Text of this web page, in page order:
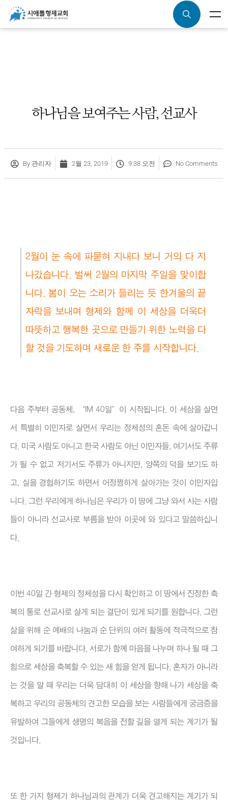
하나님을 보여주는 사람, 선교사
By관리자 2월 23, 2019 9:38 오전 No Comments
2월이 눈 속에 파묻혀 지내다 보니 거의 다 지
나갔습니다. 벌써 2월의 마지막 주일을 맞이합
니다. 봄이 오는 소리가 들리는 듯 한겨울의 끝
자락을 보내며 형제와 함께 이 세상을 더욱더
따뜻하고 행복한 곳으로 만들기 위한 노력을 다
할 것을 기도하며 새로운 한 주를 시작합니다.
다음 주부터 공동체, “IM 40일”이 시작됩니다. 이 세상을 살면
서 특별히 이민자로 살면서 우리는 정체성의 혼돈 속에 살아갑니
다. 미국 사람도 아니고 한국 사람도 아닌 이민자들, 여기서도 주류
가 될 수 없고 저기서도 주류가 아니지만, 양쪽의 덕을 보기도 하
고, 실을 경험하기도 하면서 어정쩡하게 살아가는 것이 이민자입
니다. 그런 우리에게 하나님은 우리가 이 땅에 그냥 와서 사는 사람
들이 아니라 선교사로 부름을 받아 이곳에 와 있다고 말씀하십니
다.
이번 40일 간 형제의 정체성을 다시 확인하고 이 땅에서 진정한 축
복의 통로 선교사로 살게 되는 결단이 있게 되기를 원합니다. 그런
삶을 위해 순 예배의 나눔과 순 단위의 여러 활동에 적극적으로 참
여하게 되기를 바랍니다. 서로가 함께 마음을 나누며 하나 될 때 그
힘으로 세상을 축복할 수 있는 새 힘을 얻게 됩니다. 혼자가 아니라
는 것을 알 때 우리는 더욱 담대히 이 세상을 향해 나가 세상을 축
복하고 우리의 공동체의 견고한 모습을 보는 사람들에게 궁금증을
유발하여 그들에게 생명의 복음을 전할 길을 열게 되는 계기가 될
것입니다.
또 한 가지 형제가 하나님과의 관계가 더욱 견고해지는 계기가 되